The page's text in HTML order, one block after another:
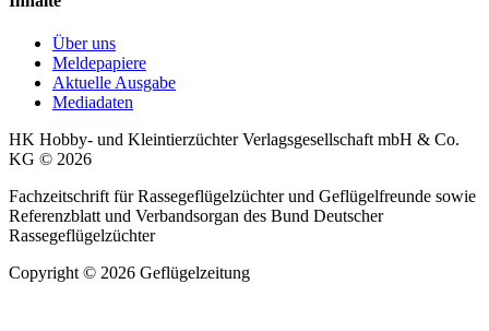
Über uns
Meldepapiere
Aktuelle Ausgabe
Mediadaten
HK Hobby- und Kleintierzüchter Verlagsgesellschaft mbH & Co.
KG © 2026
Fachzeitschrift für Rassegeflügelzüchter und Geflügelfreunde sowie
Referenzblatt und Verbandsorgan des Bund Deutscher
Rassegeflügelzüchter
Copyright © 2026 Geflügelzeitung